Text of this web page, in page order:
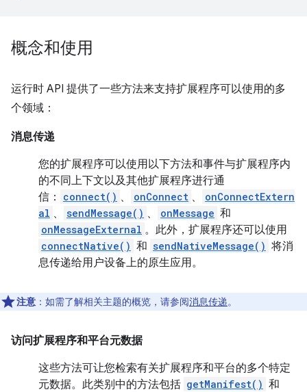
概念和使用
运行时 API 提供了一些方法来支持扩展程序可以使用的多
个领域：
消息传递
您的扩展程序可以使用以下方法和事件与扩展程序内
的不同上下文以及其他扩展程序进行通
信：
connect() 、 onConnect 、
onConnectExtern
al 、 sendMessage() 、 onMessage 和
onMessageExternal 。此外，扩展程序还可以使用
connectNative() 和 sendNativeMessage() 将消
息传递给用户设备上的原生应用。
注意 ：如需了解相关主题的概览，请参阅消息传递。
访问扩展程序和平台元数据
这些方法可让您检索有关扩展程序和平台的多个特定
元数据。此类别中的方法包括 getManifest() 和